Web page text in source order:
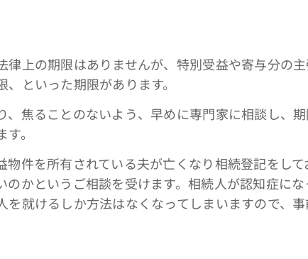
上の期限はありませんが、特別受益や寄与分の
といった期限があります。
焦ることのないよう、早めに専門家に相談し、
。
件を所有されている夫が亡くなり相続登記をし
のかというご相談を受けます。相続人が認知症に
を就けるしか方法はなくなってしまいますので、